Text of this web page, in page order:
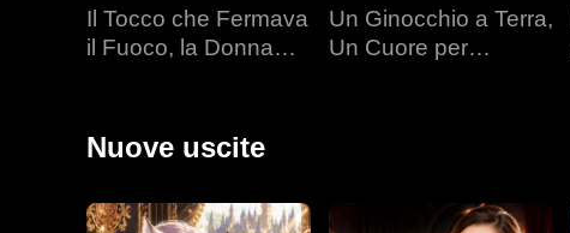
Il Tocco che Fermava
il Fuoco, la Donna
Un Ginocchio a Terra,
Un Cuore per
Nuove uscite